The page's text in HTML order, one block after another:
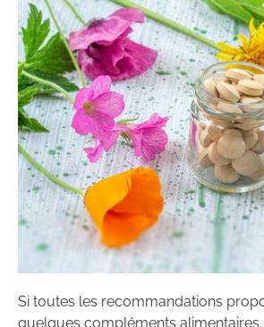
Si toutes les recommandations
quelques compléments alimentaires.